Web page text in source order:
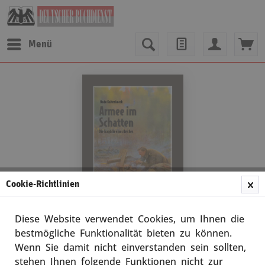
Menü
Bodo Kaltenboeck
Cookie-Richtlinien
Diese Website verwendet Cookies, um Ihnen die
bestmögliche Funktionalität bieten zu können.
Wenn Sie damit nicht einverstanden sein sollten,
stehen Ihnen folgende Funktionen nicht zur